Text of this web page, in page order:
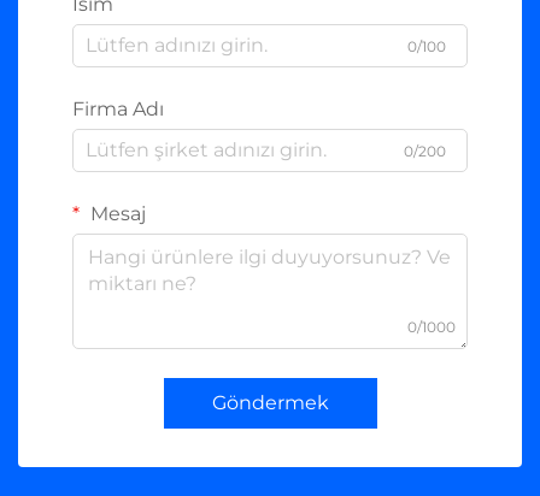
0/100
Firma Adı
0/200
Mesaj
0/1000
Göndermek